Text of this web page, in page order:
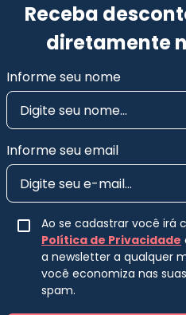
Receba
diretamente
Informe seu nome
Informe seu email
Ao se cadastrar você irá
Política de Privacidade
a newsletter a qualquer
você economiza nas
spam.